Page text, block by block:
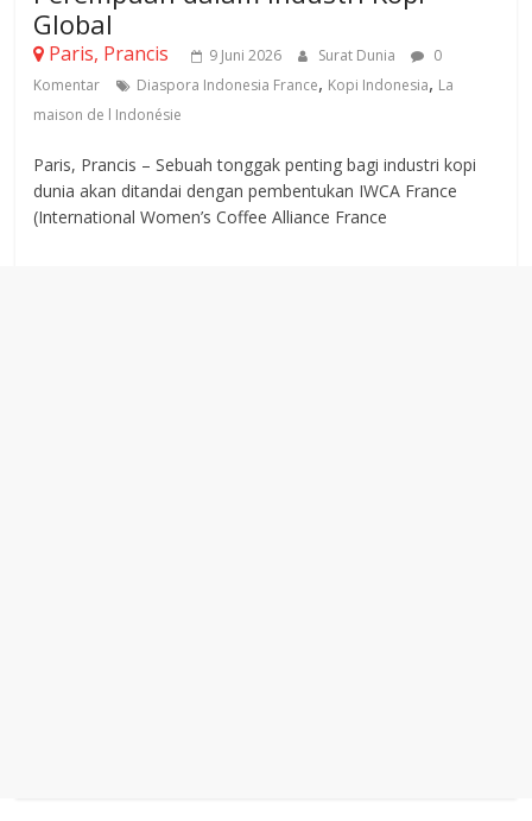
Global
Paris, Prancis 9 Juni 2026 Surat Dunia
0
Komentar
Diaspora Indonesia France, Kopi Indonesia, La
maison de l Indonésie
Paris, Prancis – Sebuah tonggak penting bagi industri kopi
dunia akan ditandai dengan pembentukan IWCA France
(International Women’s Coffee Alliance France